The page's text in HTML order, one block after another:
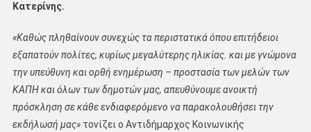
Κατερίνης.
«Καθώς πληθαίνουν συνεχώς τα περιστατικά όπου επιτήδειοι
εξαπατούν πολίτες, κυρίως μεγαλύτερης ηλικίας. και με γνώμονα
την υπεύθυνη και ορθή ενημέρωση – προστασία των μελών των
ΚΑΠΗ και όλων των δημοτών μας, απευθύνουμε ανοικτή
πρόσκληση σε κάθε ενδιαφερόμενο να παρακολουθήσει την
εκδήλωσή μας»τονίζει ο Αντιδήμαρχος Κοινωνικής